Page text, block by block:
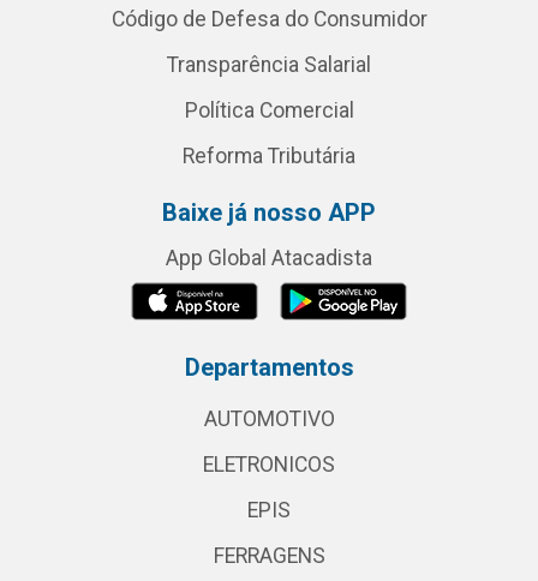
Código de Defesa do Consumidor
Transparência Salarial
Política Comercial
Reforma Tributária
Baixe já nosso APP
App Global Atacadista
Departamentos
AUTOMOTIVO
ELETRONICOS
EPIS
FERRAGENS